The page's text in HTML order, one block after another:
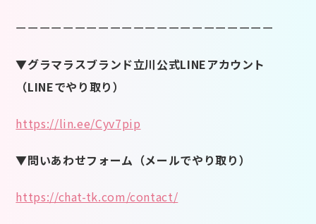
ーーーーーーーーーーーーーーーーーーーーーー
▼グラマラスブランド立川公式LINEアカウント
（LINEでやり取り）
https://lin.ee/Cyv7pip
▼問いあわせフォーム（メールでやり取り）
https://chat-tk.com/contact/